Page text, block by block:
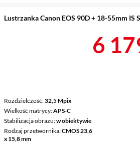
Lustrzanka Canon EOS 90D + 18-55mm IS
Rozdzielczość 32,5 Mpix
Wielkość matrycy APS-C
Stabilizacja obrazu w obiektywie
Rodzaj przetwornika CMOS 23,6
x 15,8 mm
6